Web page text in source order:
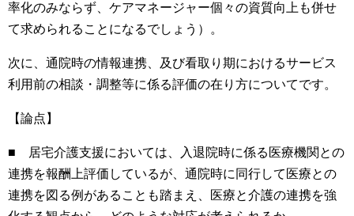
率化のみならず、ケアマネージャー個々の資質向上も併せ
て求められることになるでしょう）。
次に、通院時の情報連携、及び看取り期におけるサービス
利用前の相談・調整等に係る評価の在り方についてです。
【論点】
■ 居宅介護支援においては、入退院時に係る医療機関との
連携を報酬上評価しているが、通院時に同行して医療との
連携を図る例があることも踏まえ、医療と介護の連携を強